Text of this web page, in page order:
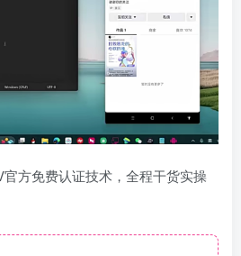
官方免费认证技术，全程干货实操